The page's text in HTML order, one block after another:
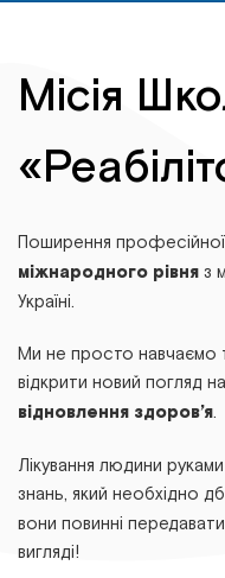
Місія
Поширення
міжнародного рівня з
Україні.
Ми не просто навчаємо
відкрити новий погляд на
відновлення здоров’я.
Лікування людини
знань, який необхідно
вони повинні
вигляді!